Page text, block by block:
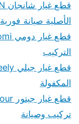
الأصلية صيانة فورية
التركيب
المكفولة
تركيب وصيانة